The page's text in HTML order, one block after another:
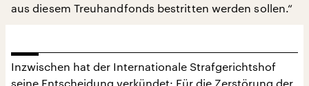
aus diesem Treuhandfonds bestritten werden sollen.“
Inzwischen hat der Internationale Strafgerichtshof
seine Entscheidung verkündet: Für die Zerstörung der